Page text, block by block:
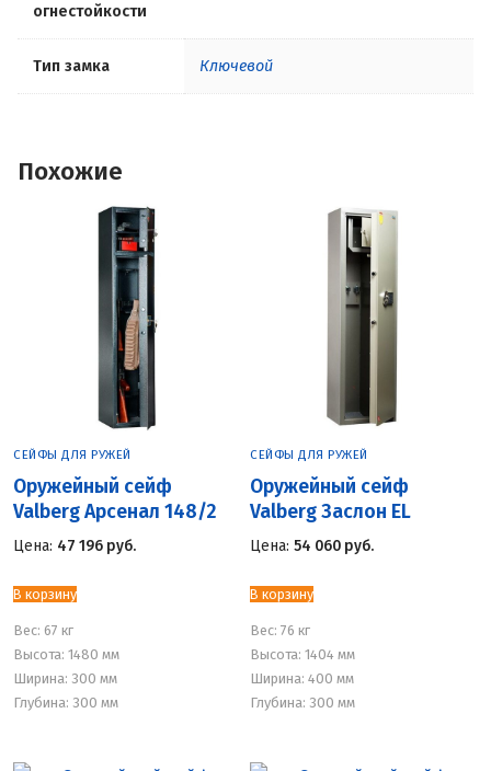
огнестойкости
Тип замка Ключевой
Похожие
СЕЙФЫ ДЛЯ РУЖЕЙ
Оружейный сейф
Valberg Арсенал 148/2
Цена: 47 196 руб.
В корзину
Вес: 67 кг
Высота: 1480 мм
Ширина: 300 мм
Глубина: 300 мм
СЕЙФЫ ДЛЯ РУЖЕЙ
Оружейный сейф
Valberg Заслон EL
Цена: 54 060 руб.
В корзину
Вес: 76 кг
Высота: 1404 мм
Ширина: 400 мм
Глубина: 300 мм